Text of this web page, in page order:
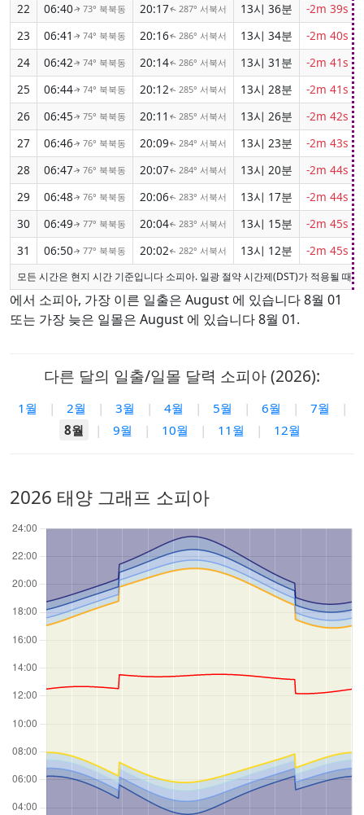
22
06:40↑73° 북북동 20:17↑ 287° 서북서 13시 36분 -2m 39s
23
06:41 ↑ 74° 북북동 20:16↑ 286° 서북서 13시 34분 -2m 40s
24
06:42↑ 74° 북북동 20:14↑ 286° 서북서 13시 31분 -2m 41s
25
06:44↑ 74° 북북동 20:12↑ 285° 서북서 13시 28분 -2m 41s
26
06:45↑ 75° 북북동 20:11 ↑ 285° 서북서 13시 26분 -2m 42s
27
06:46↑ 76° 북북동 20:09↑ 284° 서북서 13시 23분 -2m 43s
28
06:47↑ 76° 북북동 20:07↑ 284° 서북서 13시 20분 -2m 44s
29
06:48↑ 76° 북북동 20:06↑ 283° 서북서 13시 17분 -2m 44s
30
06:49↑ 77° 북북동 20:04↑ 283° 서북서 13시 15분 -2m 45s
31
06:50↑ 77° 북북동 20:02↑ 282° 서북서 13시 12분 -2m 45s
모든 시간은 현지 시간 기준입니다 소피아. 일광 절약 시간제(DST)가 적용될 때
에서 소피아, 가장 이른 일출은 August 에 있습니다 8월 01
또는 가장 늦은 일몰은 August 에 있습니다 8월 01.
다른 달의 일출/일몰 달력 소피아 (2026):
1월 | 2월 | 3월 | 4월 | 5월 | 6월 | 7월
|
8월
| 9월 | 10월 | 11월 | 12월
2026 태양 그래프 소피아